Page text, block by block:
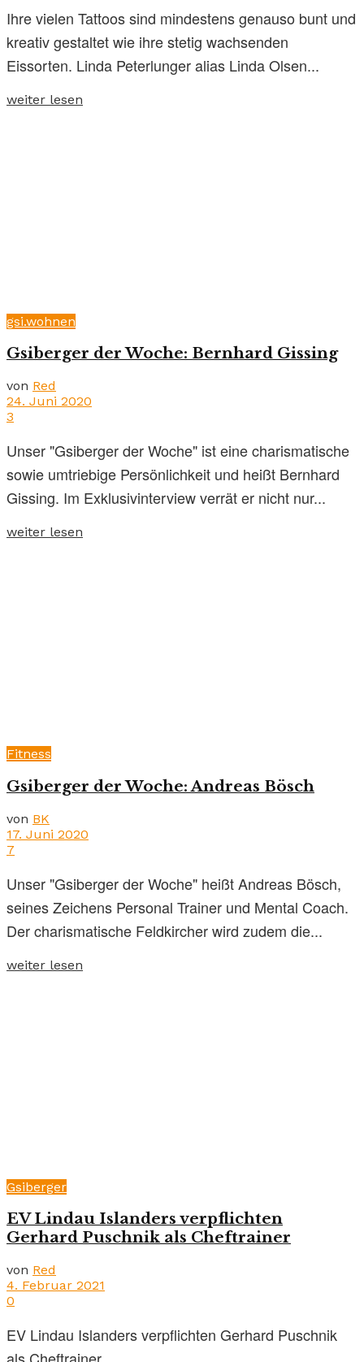
Ihre vielen Tattoos sind mindestens genauso bunt und
kreativ gestaltet wie ihre stetig wachsenden
Eissorten. Linda Peterlunger alias Linda Olsen...
weiter lesen
gsi.wohnen
Gsiberger der Woche: Bernhard Gissing
von Red
24. Juni 2020
3
Unser "Gsiberger der Woche" ist eine charismatische
sowie umtriebige Persönlichkeit und heißt Bernhard
Gissing. Im Exklusivinterview verrät er nicht nur...
weiter lesen
Fitness
Gsiberger der Woche: Andreas Bösch
von BK
17. Juni 2020
7
Unser "Gsiberger der Woche" heißt Andreas Bösch,
seines Zeichens Personal Trainer und Mental Coach.
Der charismatische Feldkircher wird zudem die...
weiter lesen
Gsiberger
EV Lindau Islanders verpflichten
Gerhard Puschnik als Cheftrainer
von Red
4. Februar 2021
0
EV Lindau Islanders verpflichten Gerhard Puschnik